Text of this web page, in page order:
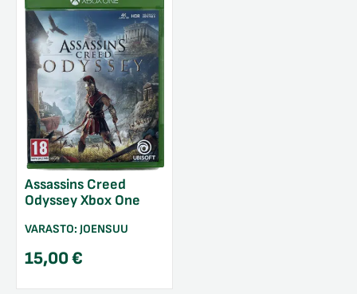
Assassins Creed
Odyssey Xbox One
VARASTO: JOENSUU
15,00€